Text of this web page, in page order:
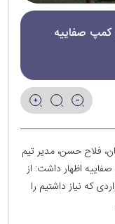
کمپ صفاییه
فلاح حسن، مدیر تیم
اظهار داشت: از
که نیاز داشتیم را